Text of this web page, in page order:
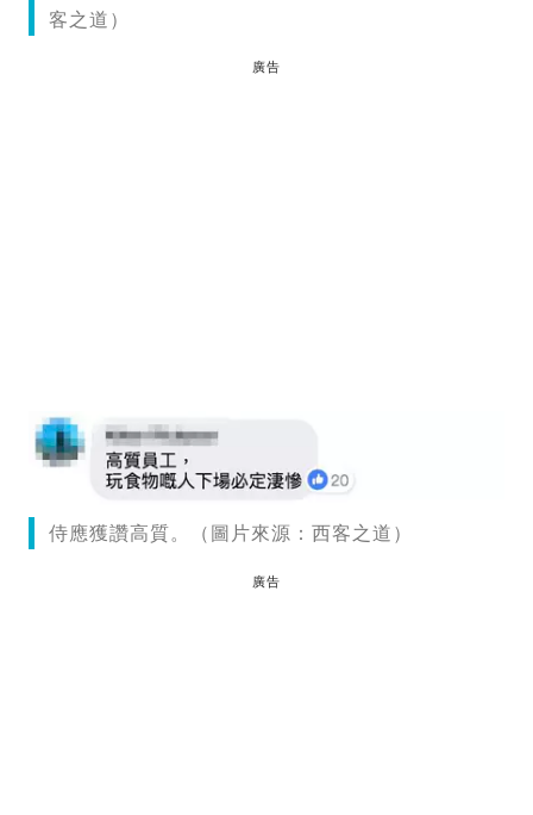
客之道）
廣告
侍應獲讚高質。（圖片來源：西客之道）
廣告